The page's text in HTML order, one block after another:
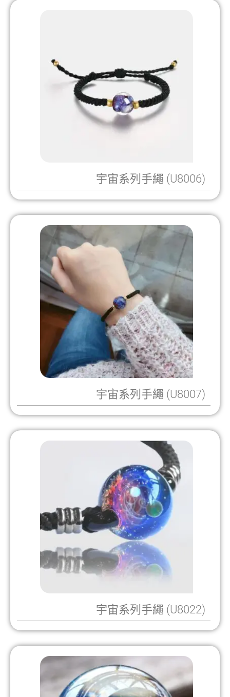
宇宙系列手繩 (U8006)
宇宙系列手繩 (U8007)
宇宙系列手繩 (U8022)